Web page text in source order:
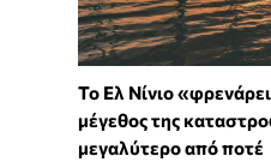
Το Ελ Νίνιο
μέγεθος της
μεγαλύτερο από ποτέ